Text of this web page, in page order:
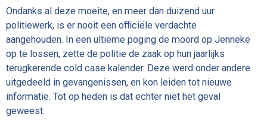
Ondanks al deze moeite, en meer dan duizend uur
politiewerk, is er nooit een officiële verdachte
aangehouden. In een ultieme poging de moord op Jenneke
op te lossen, zette de politie de zaak op hun jaarlijks
terugkerende cold case kalender. Deze werd onder andere
uitgedeeld in gevangenissen, en kon leiden tot nieuwe
informatie. Tot op heden is dat echter niet het geval
geweest.